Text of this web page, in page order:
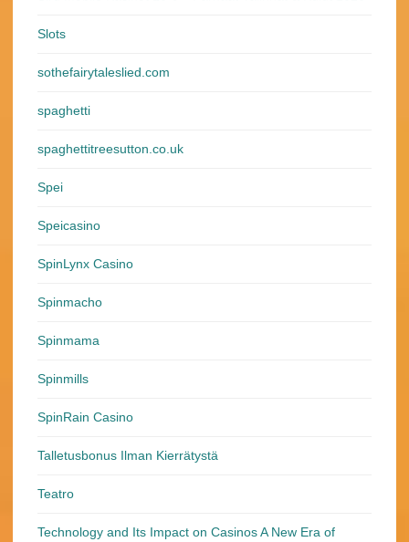
Slots
sothefairytaleslied.com
spaghetti
spaghettitreesutton.co.uk
Spei
Speicasino
SpinLynx Casino
Spinmacho
Spinmama
Spinmills
SpinRain Casino
Talletusbonus Ilman Kierrätystä
Teatro
Technology and Its Impact on Casinos A New Era of